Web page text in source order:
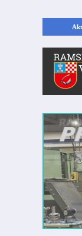
Kopajući temelje kuće,